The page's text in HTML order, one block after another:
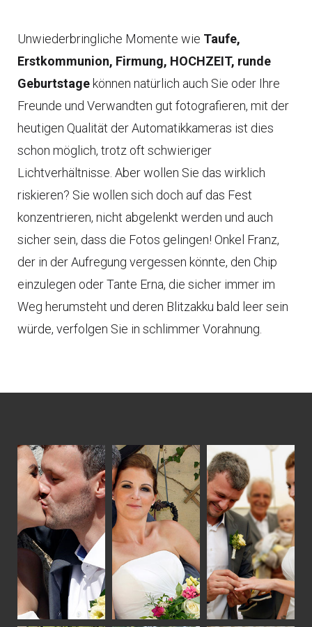
Unwiederbringliche Momente wie Taufe,
Erstkommunion, Firmung, HOCHZEIT, runde
Geburtstage können natürlich auch Sie oder Ihre
Freunde und Verwandten gut fotografieren, mit der
heutigen Qualität der Automatikkameras ist dies
schon möglich, trotz oft schwieriger
Lichtverhältnisse. Aber wollen Sie das wirklich
riskieren? Sie wollen sich doch auf das Fest
konzentrieren, nicht abgelenkt werden und auch
sicher sein, dass die Fotos gelingen! Onkel Franz,
der in der Aufregung vergessen könnte, den Chip
einzulegen oder Tante Erna, die sicher immer im
Weg herumsteht und deren Blitzakku bald leer sein
würde, verfolgen Sie in schlimmer Vorahnung.